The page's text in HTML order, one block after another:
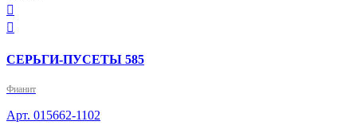


СЕРЬГИ-ПУСЕТЫ 585
Фианит
Арт. 015662-1102